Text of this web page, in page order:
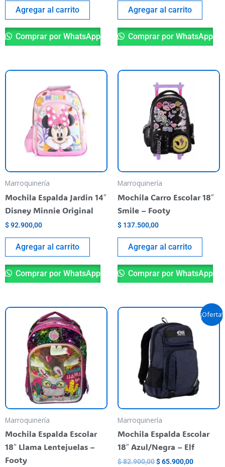
Agregar al carrito
Comprar por WhatsApp
Agregar al carrito
Comprar por WhatsApp
Marroquinería
Mochila Espalda Jardin 14″
Disney Minnie Original
$92.900,00
Agregar al carrito
Comprar por WhatsApp
Marroquinería
Mochila Carro Escolar 18″
Smile – Footy
$ 137.500,00
Agregar al carrito
Comprar por WhatsApp
Marroquinería
Mochila Espalda Escolar
18″ Llama Lentejuelas –
Footy
¡Oferta!
Marroquinería
Mochila Espalda Escolar
18″ Azul/Negra – Elf
$82.900,00
El
precio
original
era:
$ 82.900,00.
$65.900,00
El
precio
actual
es:
$